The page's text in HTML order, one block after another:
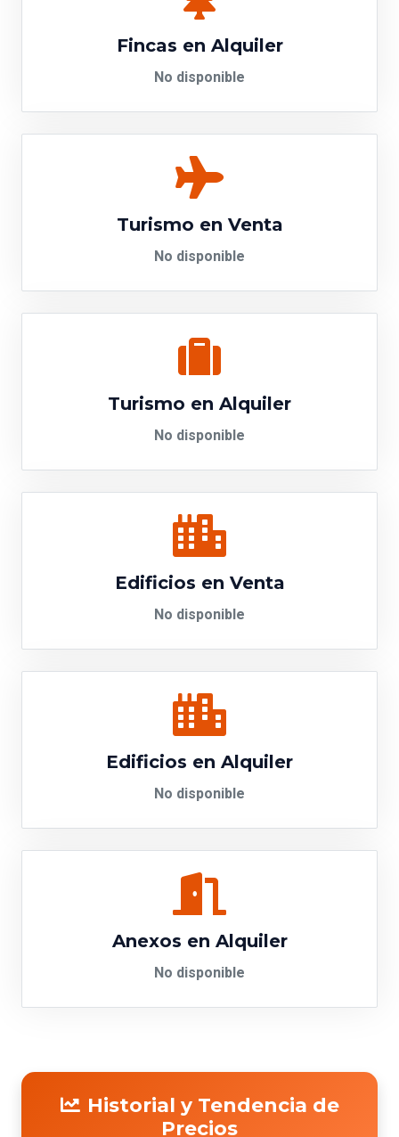
Fincas en Alquiler
No disponible
Turismo en Venta
No disponible
Turismo en Alquiler
No disponible
Edificios en Venta
No disponible
Edificios en Alquiler
No disponible
Anexos en Alquiler
No disponible
Historial y Tendencia de
Precios